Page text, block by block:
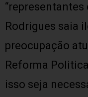
“representantes
Rodrigues saia
preocupação
Reforma
isso seja